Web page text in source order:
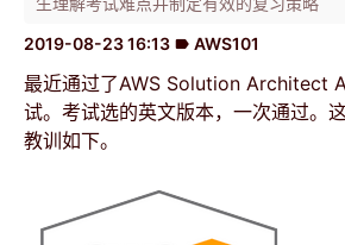
2019-08-23 16:13 label AWS101
最近通过了AWS Solution Architect
试。考试选的英文版本，一次通过。
教训如下。